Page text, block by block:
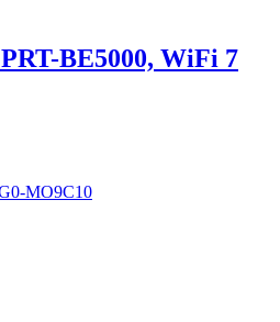
BE5000, WiFi 7
MO9C10